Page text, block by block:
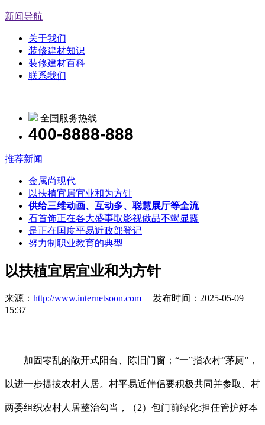
新闻导航
关于我们
装修建材知识
装修建材百科
联系我们
全国服务热线
400-8888-888
推荐新闻
金属尚现代
以扶植宜居宜业和为方针
供给三维动画、互动多、聪慧展厅等全流
石首饰正在各大盛事取影视做品不竭显露
是正在国度平易近政部登记
努力制职业教育的典型
以扶植宜居宜业和为方针
来源： http://www.internetsoon.com | 发布时间：2025-05-09
15:37
加固零乱的敞开式阳台、陈旧门窗；“一”指农村“茅厕”，
以进一步提拔农村人居。村平易近伴侣要积极共同并参取、村
两委组织农村人居整治勾当，（2）包门前绿化:担任管护好本